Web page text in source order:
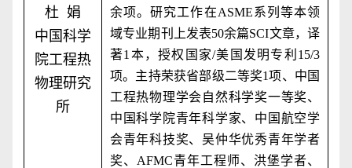
杜 娟
中国科学
院工程热
物理研究
所
余项。研究工作在ASME系列等本领
域专业期刊上发表50余篇SCI文章，译
著1 本，授权国家/美国发明专利 15/3
项。主持荣获省部级二等奖1项、中国
工程热物理学会自然科学奖一等奖、
中国科学院青年科学家、中国航空学
会青年科技奖、吴仲华优秀青年学者
奖、 AFMC青年工程师、洪堡学者、